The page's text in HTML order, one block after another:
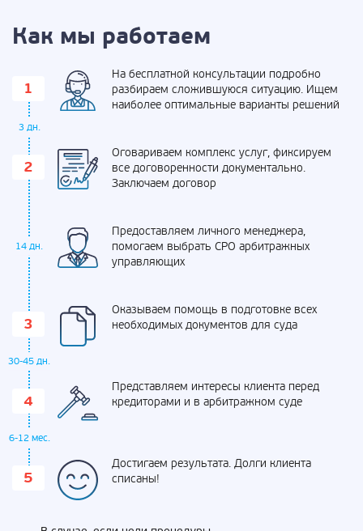
Как мы работаем
3 дн.
На бесплатной консультации подробно
разбираем сложившуюся ситуацию. Ищем
наиболее оптимальные варианты решений
Оговариваем комплекс услуг, фиксируем
все договоренности документально.
Заключаем договор
14 дн.
Предоставляем личного менеджера,
помогаем выбрать СРО арбитражных
управляющих
30-45 дн.
Оказываем помощь в подготовке всех
необходимых документов для суда
6-12 мес.
Представляем интересы клиента перед
кредиторами и в арбитражном суде
Достигаем результата. Долги клиента
списаны!